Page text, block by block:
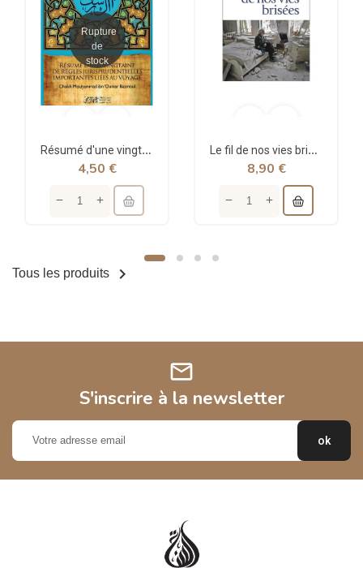
Rupture
de
stock
Résumé d'une vingtaine de règles jurisprudentielles liées au voyage - Bazmoul - Héritage...
4,50 €
Le fil de nos vies brisées - poche - Cécile Hennion - Points
8,90 €
Tous les produits 
mail
S'inscrire à la newsletter